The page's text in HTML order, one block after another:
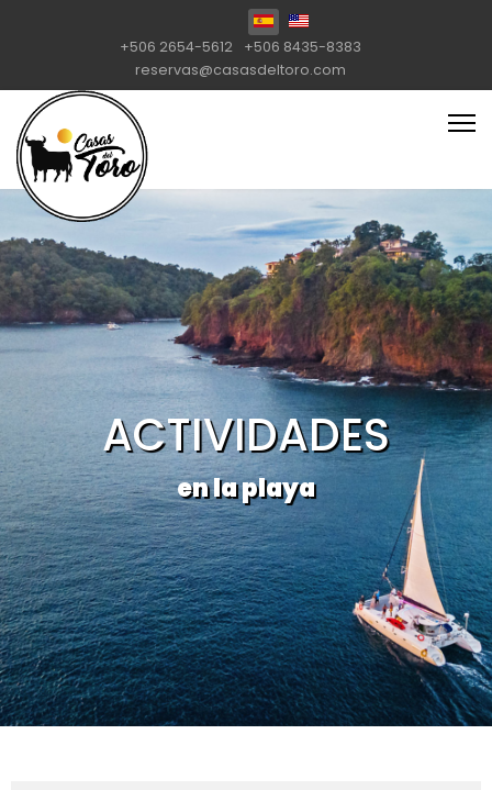
Seleccione su idioma
+506 2654-5612
+506 8435-8383
reservas@casasdeltoro.com
ACTIVIDADES
en la playa